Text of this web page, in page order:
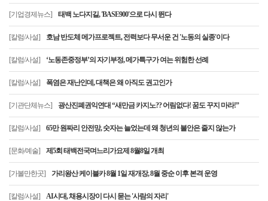
[기업경제뉴스] 태백 노다지길, 'BASE900'으로 다시 뛴다
[칼럼/사설] 호남 반도체 메가프로젝트, 전력보다 무서운 건 '노동의 실종'이다
[칼럼/사설] ‘노동존중정부’의 자기부정, 메가특구가 여는 위험한 선례
[칼럼/사설] 폭염은 재난인데, 대책은 왜 아직도 권고인가
[기관단체뉴스] 광산진폐권익연대 “새만금 카지노?? 어림없다! 꿈도 꾸지 마라!”
[칼럼/사설] 65만 원짜리 안전망, 숫자는 늘었는데 왜 청년의 불안은 줄지 않는가
[문화/예술] 제5회 태백전국며느리가요제 8월8일 개최
[가볼만한곳] 가리왕산 케이블카 8월 1일 재개장, 8월 중순 이후 본격 운영
[칼럼/사설] AI시대, 채용시장이 다시 묻는 '사람의 자리'